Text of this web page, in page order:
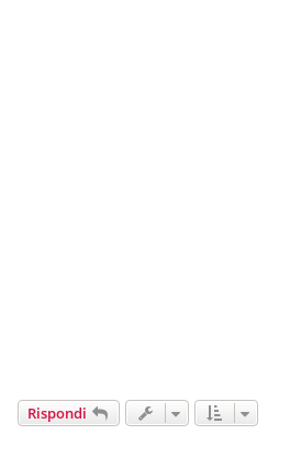
Rispondi